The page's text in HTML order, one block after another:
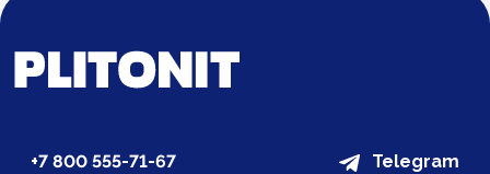
+7 800 555-71-67 Telegram